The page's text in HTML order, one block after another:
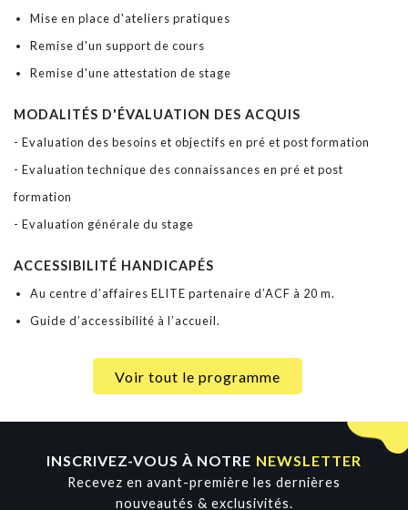
Mise en place d'ateliers pratiques
Remise d'un support de cours
Remise d'une attestation de stage
MODALITÉS D'ÉVALUATION DES ACQUIS
- Evaluation des besoins et objectifs en pré et post formation
- Evaluation technique des connaissances en pré et post
formation
- Evaluation générale du stage
ACCESSIBILITÉ HANDICAPÉS
Au centre d’affaires ELITE partenaire d’ACF à 20 m.
Guide d’accessibilité à l’accueil.
Voir tout le programme
INSCRIVEZ-VOUS À NOTRE NEWSLETTER
Recevez en avant-première les dernières
nouveautés & exclusivités.